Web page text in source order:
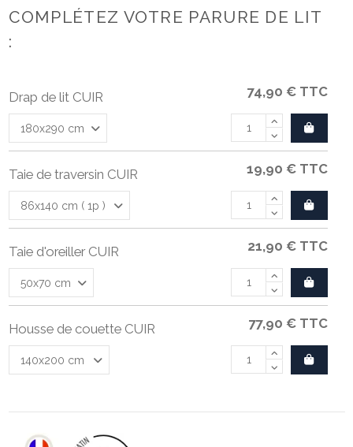
COMPLÉTEZ VOTRE PARURE DE LIT
:
Drap de lit CUIR 74,90 € TTC
Taie de traversin CUIR 19,90 € TTC
Taie d'oreiller CUIR 21,90 € TTC
Housse de couette CUIR 77,90 € TTC